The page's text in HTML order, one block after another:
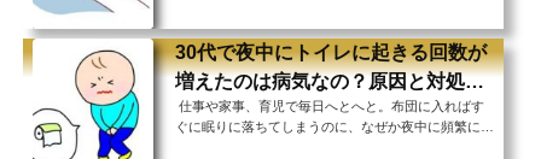
て、またすぐに眠りにつけるのであればよいのです
が、そこからなかなか寝付けなくなり、結局本を読ん
だりスマートフォンをいじったりしているうちに朝に
なってしまった となると体が休まらずに疲れた状態
で１日を過ごさなくてはならなくなってしまいま
す。 それが何日も続くと夜に眠れなかった分日中に
30代で夜中にトイレに起きる回数が
増えたのは病気なの？原因と対処方
法を紹介！！
仕事や家事、育児で毎日へとへと。布団に入ればす
ぐに眠りに落ちてしまうのに、なぜか夜中に頻繁にト